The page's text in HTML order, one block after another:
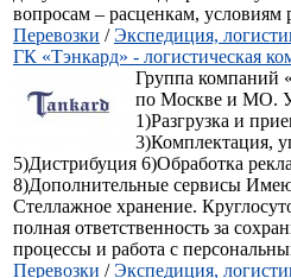
вопросам – расценкам,
Перевозки /Экспедиция,
ГК «Тэнкард» - логистическая
Группа компаний
по Москве и МО.
1)Разгрузка и
3)Комплектация,
5)Дистрибуция 6)Обработка
8)Дополнительные сервисы
Стеллажное хранение.
полная ответственность за
процессы и работа с
Перевозки /Экспедиция,